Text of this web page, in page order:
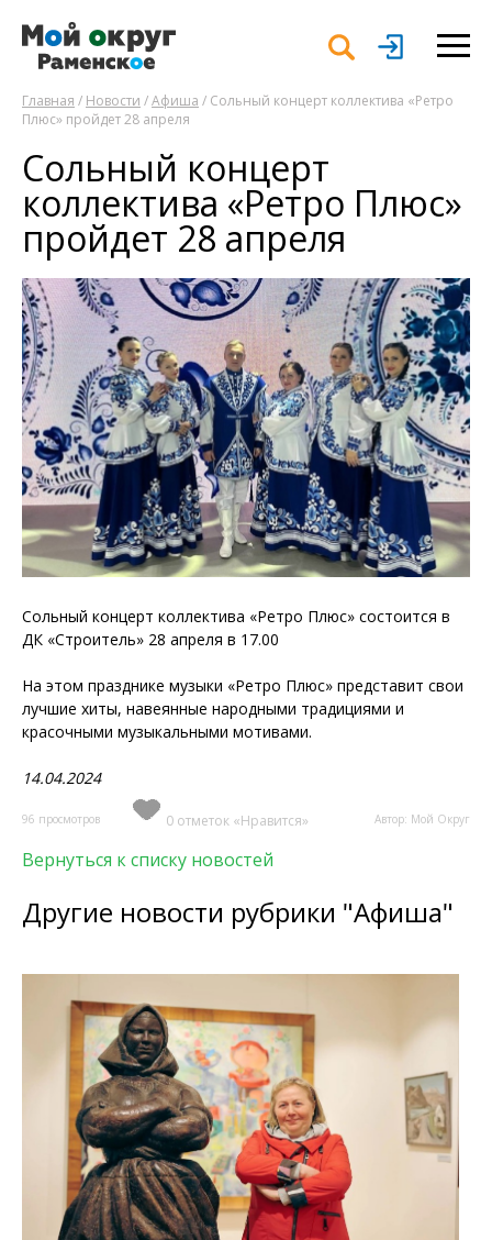
Главная / Новости /Афиша / Сольный концерт коллектива «Ретро
Плюс» пройдет 28 апреля
Сольный концерт
коллектива «Ретро Плюс»
пройдет 28 апреля
Сольный концерт коллектива «Ретро Плюс» состоится в
ДК «Строитель» 28 апреля в 17.00
На этом празднике музыки «Ретро Плюс» представит свои
лучшие хиты, навеянные народными традициями и
красочными музыкальными мотивами.
14.04.2024
96 просмотров 0 отметок «Нравится» Автор: Мой Округ
Вернуться к списку новостей
Другие новости рубрики "Афиша"